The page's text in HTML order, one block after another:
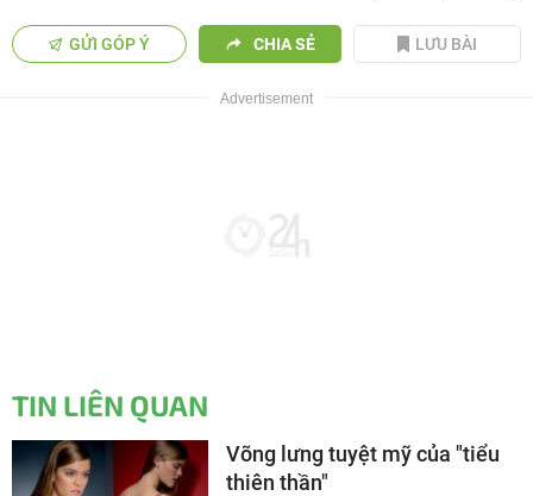
GỬI GÓP Ý CHIA SẺ LƯU BÀI
TIN LIÊN QUAN
Võng lưng tuyệt mỹ của "tiểu
thiên thần"